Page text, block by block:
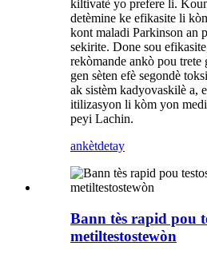
kiltivatè yo prefere li.
detèmine ke efikasite li
kont maladi Parkinson an
sekirite. Done sou
rekòmande ankò pou
gen sèten efè segondè
ak sistèm kadyovaskilè a,
itilizasyon li kòm yon
peyi Lachin.
ankètdetay
Bann tès rapid pou
metiltestostewòn